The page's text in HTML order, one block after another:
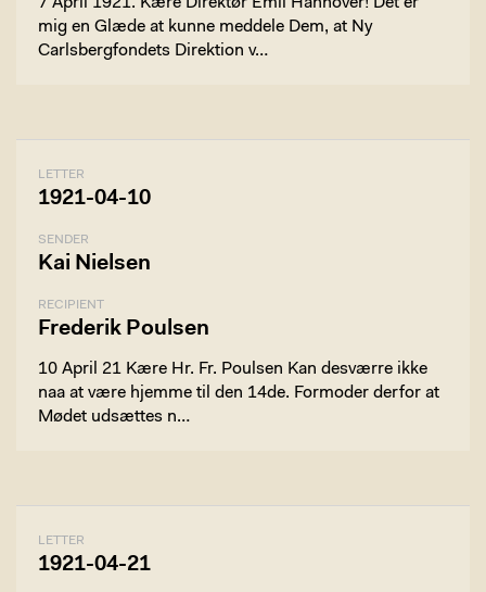
mig en Glæde at kunne meddele Dem, at Ny
Carlsbergfondets Direktion v…
LETTER
1921-04-10
SENDER
Kai Nielsen
RECIPIENT
Frederik Poulsen
10 April 21 Kære Hr. Fr. Poulsen Kan desværre ikke
naa at være hjemme til den 14de. Formoder derfor at
Mødet udsættes n…
LETTER
1921-04-21